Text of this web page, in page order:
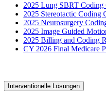
2025 Lung SBRT Coding
2025 Stereotactic Coding
2025 Neurosurgery
2025 Image Guided
2025 Billing and Coding
CY 2026 Final Medicare
Interventionelle Lösungen